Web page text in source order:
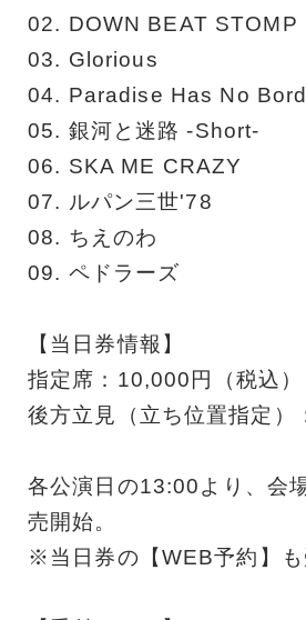
02. DOWN BEAT STOMP
03. Glorious
04. Paradise Has No
05. 銀河と迷路 -Short-
06. SKA ME CRAZY
07. ルパン三世'78
08. ちえのわ
09. ペドラーズ
【当日券情報】
指定席：10,000円（税込）
後方立見（立ち位置指定）
各公演日の13:00より、会
売開始。
※当日券の【WEB予約】も